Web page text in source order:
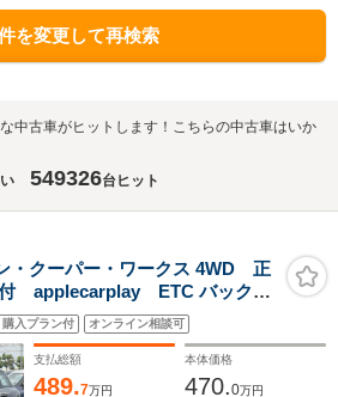
を変更して再検索
中古車がヒットします！こちらの中古車はいか
549326台ヒット
・クーパー・ワークス 4WD 正
付 applecarplay ETC バックカ
イドリングストップ 障害物ソナ
ライト 純正ホイール
購入プラン付 オンライン相談可
支払総額
489.7万円
本体価格
470.0万円